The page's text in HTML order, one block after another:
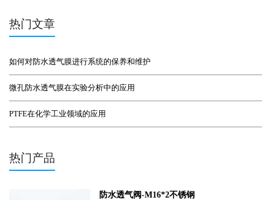
热门文章
如何对防水透气膜进行系统的保养和维护
微孔防水透气膜在实验分析中的应用
PTFE在化学工业领域的应用
热门产品
防水透气阀-M16*2不锈钢